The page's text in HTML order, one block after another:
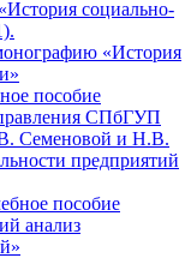
«История
пособие
анализ